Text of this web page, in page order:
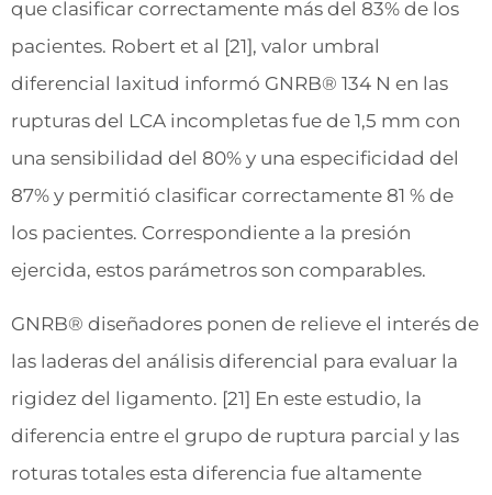
que clasificar correctamente más del 83% de los
pacientes. Robert et al [21], valor umbral
diferencial laxitud informó GNRB® 134 N en las
rupturas del LCA incompletas fue de 1,5 mm con
una sensibilidad del 80% y una especificidad del
87% y permitió clasificar correctamente 81 % de
los pacientes. Correspondiente a la presión
ejercida, estos parámetros son comparables.
GNRB® diseñadores ponen de relieve el interés de
las laderas del análisis diferencial para evaluar la
rigidez del ligamento. [21] En este estudio, la
diferencia entre el grupo de ruptura parcial y las
roturas totales esta diferencia fue altamente